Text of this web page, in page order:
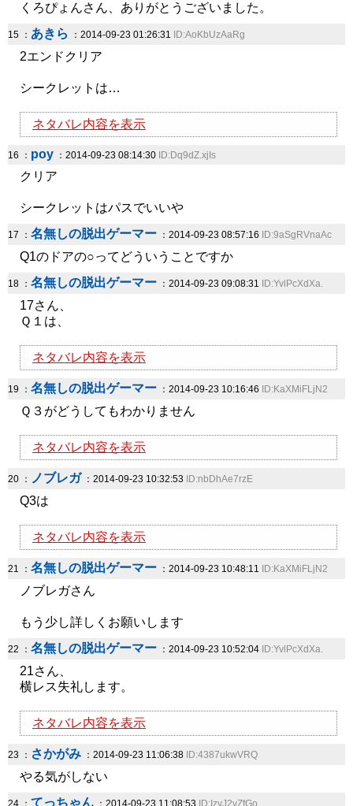
くろぴょんさん、ありがとうございました。
15 ： あきら ：2014-09-23 01:26:31 ID:AoKbUzAaRg
2エンドクリア
シークレットは…
ネタバレ内容を表示
16 ： poy ：2014-09-23 08:14:30 ID:Dq9dZ.xjIs
クリア
シークレットはパスでいいや
17 ： 名無しの脱出ゲーマー ：2014-09-23 08:57:16 ID:9aSgRVnaAc
Q1のドアの○ってどういうことですか
18 ： 名無しの脱出ゲーマー ：2014-09-23 09:08:31 ID:YvlPcXdXa.
17さん、
Ｑ１は、
ネタバレ内容を表示
19 ： 名無しの脱出ゲーマー ：2014-09-23 10:16:46 ID:KaXMiFLjN2
Ｑ３がどうしてもわかりません
ネタバレ内容を表示
20 ： ノブレガ ：2014-09-23 10:32:53 ID:nbDhAe7rzE
Q3は
ネタバレ内容を表示
21 ： 名無しの脱出ゲーマー ：2014-09-23 10:48:11 ID:KaXMiFLjN2
ノブレガさん
もう少し詳しくお願いします
22 ： 名無しの脱出ゲーマー ：2014-09-23 10:52:04 ID:YvlPcXdXa.
21さん、
横レス失礼します。
ネタバレ内容を表示
23 ： さかがみ ：2014-09-23 11:06:38 ID:4387ukwVRQ
やる気がしない
24 ： てっちゃん ：2014-09-23 11:08:53 ID:IzvJ2vZfGo